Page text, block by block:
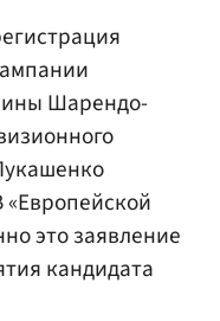
Шарендо-
«Европейской
это заявление
кандидата